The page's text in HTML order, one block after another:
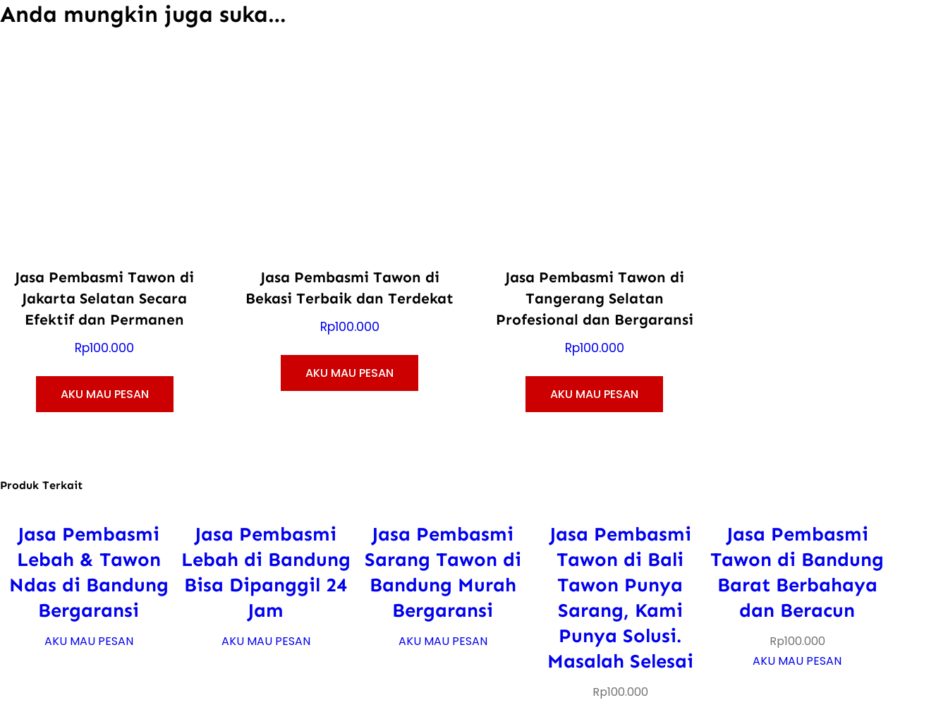
Anda mungkin juga suka…
Jasa Pembasmi Tawon di
Jakarta Selatan Secara
Efektif dan Permanen
Rp100.000
AKU MAU PESAN
Jasa Pembasmi Tawon di
Bekasi Terbaik dan Terdekat
Rp100.000
AKU MAU PESAN
Jasa Pembasmi Tawon di
Tangerang Selatan
Profesional dan Bergaransi
Rp100.000
AKU MAU PESAN
Produk Terkait
Jasa Pembasmi
Lebah & Tawon
Ndas di Bandung
Bergaransi
AKU MAU PESAN
Jasa Pembasmi
Lebah di Bandung
Bisa Dipanggil 24
Jam
AKU MAU PESAN
Jasa Pembasmi
Sarang Tawon di
Bandung Murah
Bergaransi
AKU MAU PESAN
Jasa Pembasmi
Tawon di Bali
Tawon Punya
Sarang, Kami
Punya Solusi.
Masalah Selesai
Rp100.000
Jasa Pembasmi
Tawon di Bandung
Barat Berbahaya
dan Beracun
Rp100.000
AKU MAU PESAN